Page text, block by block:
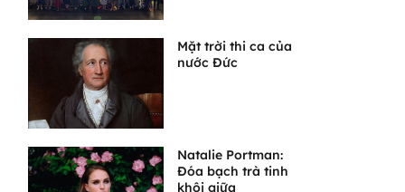
Mặt trời thi ca của
nước Đức
Natalie Portman:
Đóa bạch trà tinh
khôi giữa